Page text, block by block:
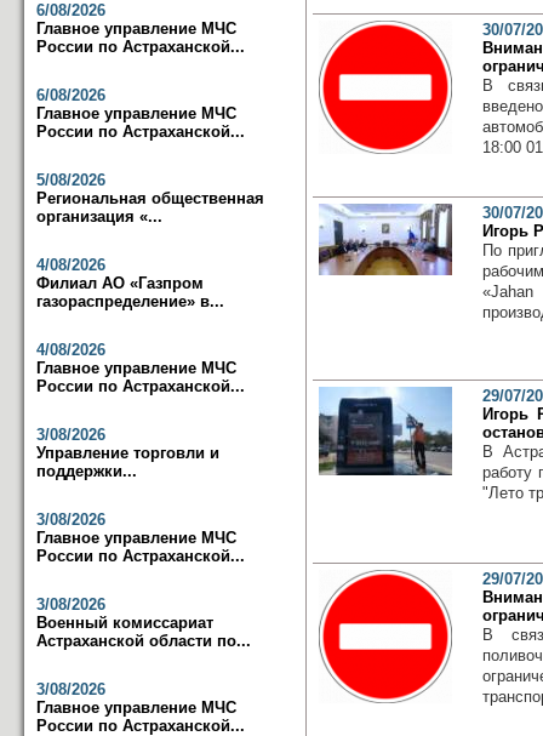
6/08/2026
Главное управление МЧС
России по Астраханской...
6/08/2026
Главное управление МЧС
России по Астраханской...
5/08/2026
Региональная общественная
организация «...
4/08/2026
Филиал АО «Газпром
газораспределение» в...
4/08/2026
Главное управление МЧС
России по Астраханской...
3/08/2026
Управление торговли и
поддержки...
3/08/2026
Главное управление МЧС
России по Астраханской...
3/08/2026
Военный комиссариат
Астраханской области по...
3/08/2026
Главное управление МЧС
России по Астраханской...
30/07/
В
18:00
30/07/
Игорь
По
29/07/
Игорь
В
работу
"Лето
29/07/
В